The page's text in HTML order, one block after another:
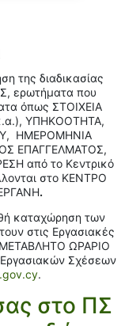
της διαδικασίας
ερωτήματα που
όπως ΣΤΟΙΧΕΙΑ
ΥΠΗΚΟΟΤΗΤΑ,
ΗΜΕΡΟΜΗΝΙΑ
ΕΠΑΓΓΕΛΜΑΤΟΣ,
από το Κεντρικό
στο ΚΕΝΤΡΟ
.
καταχώρηση των
στις Εργασιακές
ΩΡΑΡΙΟ
Σχέσεων
.
στο ΠΣ